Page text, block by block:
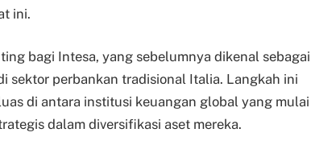
ini.
bagi Intesa, yang sebelumnya dikenal sebagai
sektor perbankan tradisional Italia. Langkah ini
di antara institusi keuangan global yang mulai
dalam diversifikasi aset mereka.